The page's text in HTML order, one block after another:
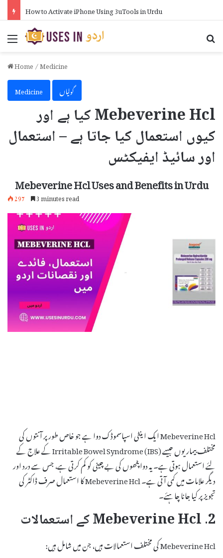
How to Activate iPhone Using 3uTools in Urdu
Menu
Home/Medicine
Medicine
گولیاں
Mebeverine Hcl کیا ہے اور
کیوں استعمال کیا جاتا ہے – استعمال
اور سائیڈ ایفیکٹس
Mebeverine Hcl Uses and Benefits in Urdu
297 3 minutes read
Mebeverine Hcl ایک اینٹی اسپاسموڈک دوا ہے جو خاص طور پر آنتوں کی
مختلف بیماریوں جیسے Irritable Bowel Syndrome (IBS) کے علاج کے
لئے استعمال ہوتی ہے۔ یہ دوا پٹھوں کی بے چینی کو کم کرتی ہے، جس سے درد اور
دیگر علامات میں کمی آتی ہے۔ Mebeverine Hcl کا استعمال صرف ڈاکٹر کی
تجویز پر کیا جانا چاہئے۔
2. Mebeverine Hcl کے استعمالات
Mebeverine Hcl کی مختلف استعمالات ہیں، جن میں شامل ہیں: